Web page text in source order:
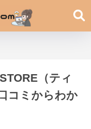
（ティ
コミからわか